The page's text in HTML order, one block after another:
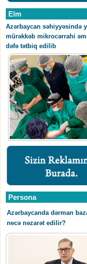
Elm
Azərbaycan səhiyyəsində
mürəkkəb mikrocərrahi
dəfə tətbiq edilib
Persona
Azərbaycanda dərman
necə nəzarət edilir?